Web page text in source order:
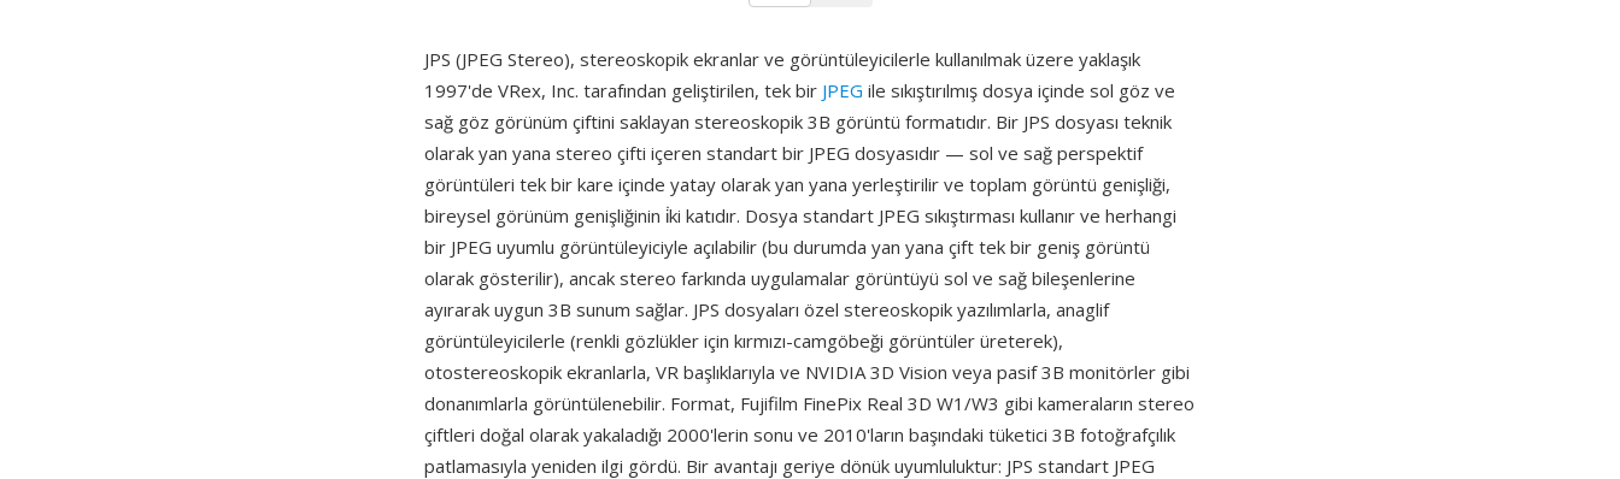
JPS (JPEG Stereo), stereoskopik ekranlar ve görüntüleyicilerle kullanılmak üzere yaklaşık
1997'de VRex, Inc. tarafından geliştirilen, tek bir JPEG ile sıkıştırılmış dosya içinde sol göz ve
sağ göz görünüm çiftini saklayan stereoskopik 3B görüntü formatıdır. Bir JPS dosyası teknik
olarak yan yana stereo çifti içeren standart bir JPEG dosyasıdır — sol ve sağ perspektif
görüntüleri tek bir kare içinde yatay olarak yan yana yerleştirilir ve toplam görüntü genişliği,
bireysel görünüm genişliğinin i̇ki katıdır. Dosya standart JPEG sıkıştırması kullanır ve herhangi
bir JPEG uyumlu görüntüleyiciyle açılabilir (bu durumda yan yana çift tek bir geniş görüntü
olarak gösterilir), ancak stereo farkında uygulamalar görüntüyü sol ve sağ bileşenlerine
ayırarak uygun 3B sunum sağlar. JPS dosyaları özel stereoskopik yazılımlarla, anaglif
görüntüleyicilerle (renkli gözlükler için kırmızı-camgöbeği görüntüler üreterek),
otostereoskopik ekranlarla, VR başlıklarıyla ve NVIDIA 3D Vision veya pasif 3B monitörler gibi
donanımlarla görüntülenebilir. Format, Fujifilm FinePix Real 3D W1/W3 gibi kameraların stereo
çiftleri doğal olarak yakaladığı 2000'lerin sonu ve 2010'ların başındaki tüketici 3B fotoğrafçılık
patlamasıyla yeniden ilgi gördü. Bir avantajı geriye dönük uyumluluktur: JPS standart JPEG